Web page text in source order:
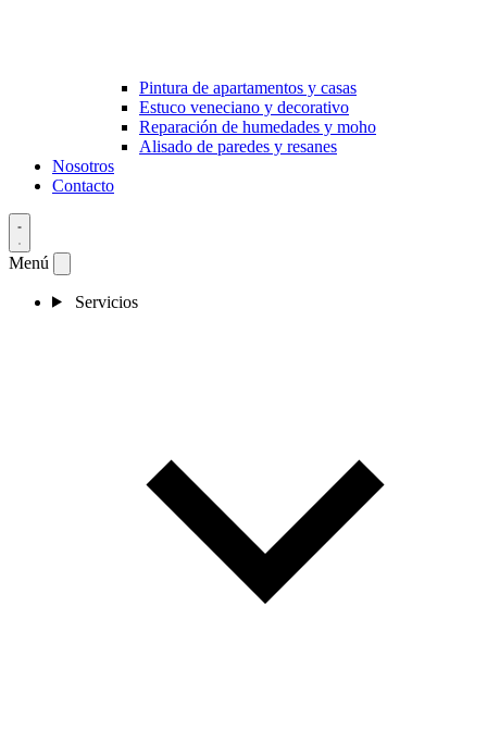
Pintura de apartamentos y casas
Estuco veneciano y decorativo
Reparación de humedades y moho
Alisado de paredes y resanes
Nosotros
Contacto
Menú
Servicios